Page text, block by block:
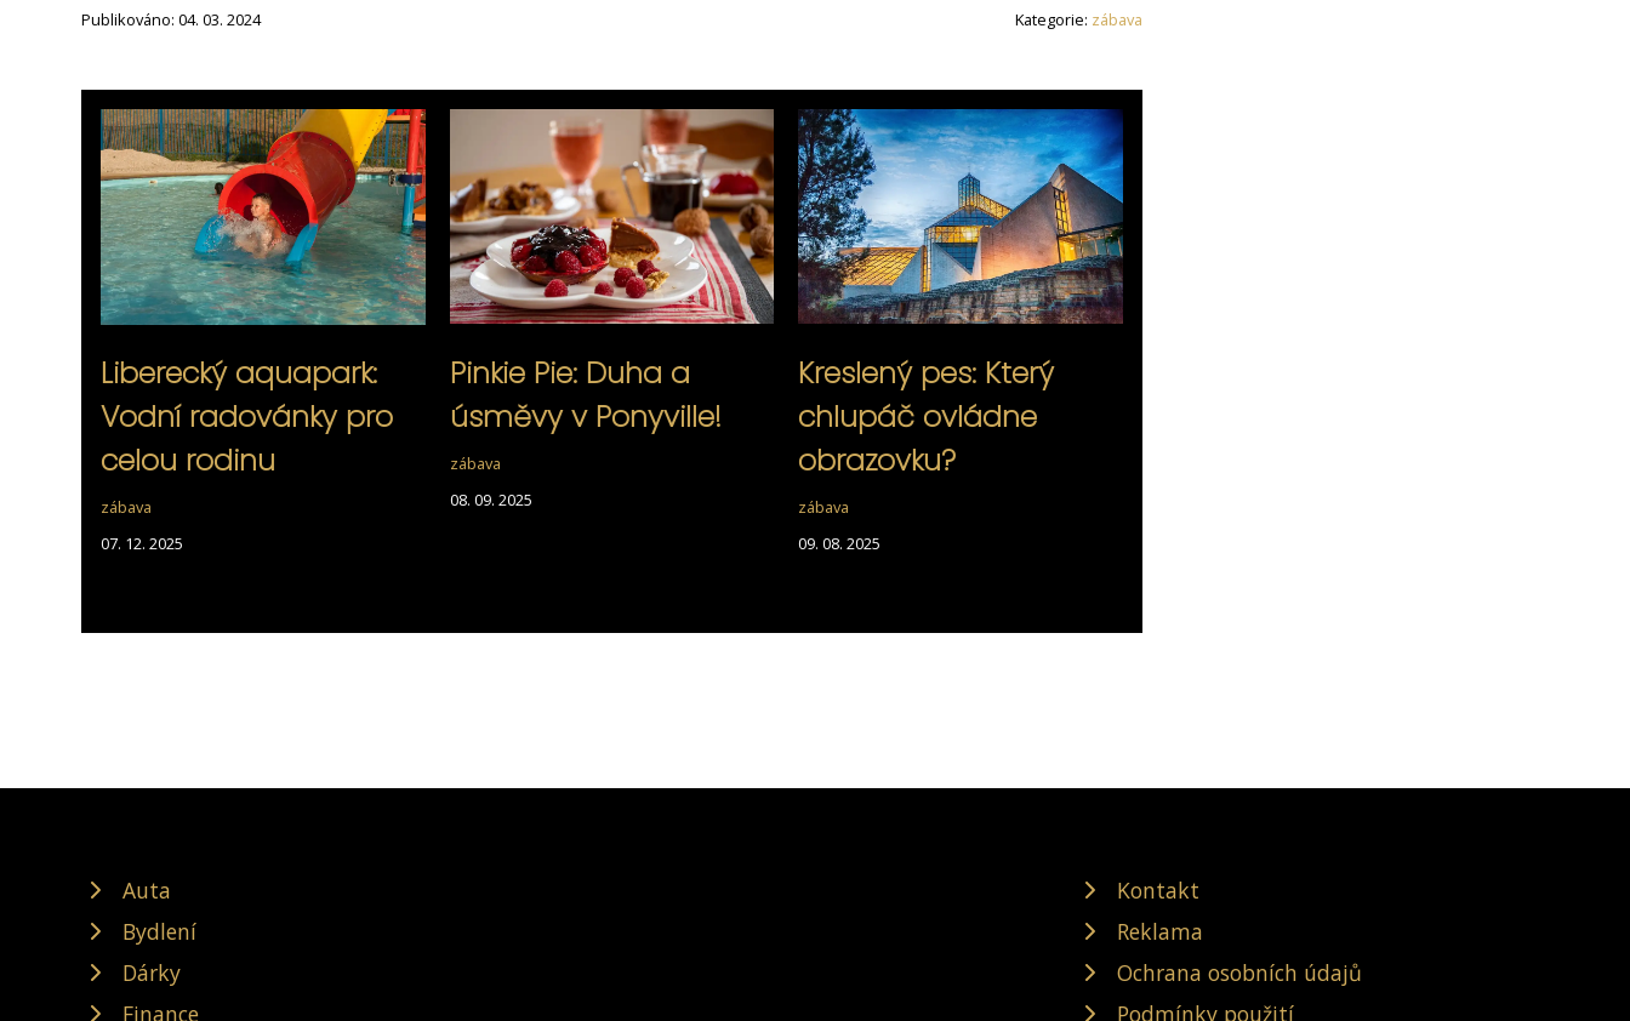
Publikováno: 04. 03. 2024 Kategorie: zábava
Liberecký aquapark:
Vodní radovánky pro
celou rodinu
zábava
07. 12. 2025
Pinkie Pie: Duha a
úsměvy v Ponyville!
zábava
08. 09. 2025
Kreslený pes: Který
chlupáč ovládne
obrazovku?
zábava
09. 08. 2025
Auta
Bydlení
Dárky
Finance
Kontakt
Reklama
Ochrana osobních údajů
Podmínky použití